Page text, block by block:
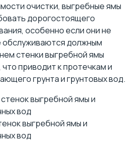
очистки, выгребные ямы
дорогостоящего
особенно если они не
обслуживаются должным
стенки выгребной ямы
приводит к протечкам и
грунта и грунтовых вод.
выгребной ямы и
вод